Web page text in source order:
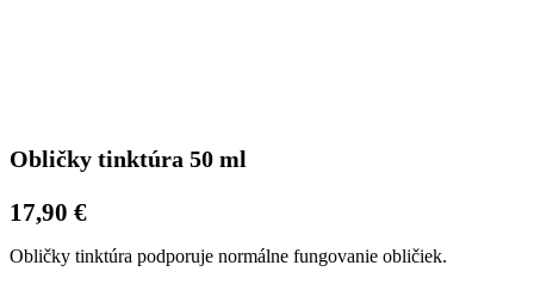
Obličky tinktúra 50 ml
17,90 €
Obličky tinktúra podporuje normálne fungovanie obličiek.